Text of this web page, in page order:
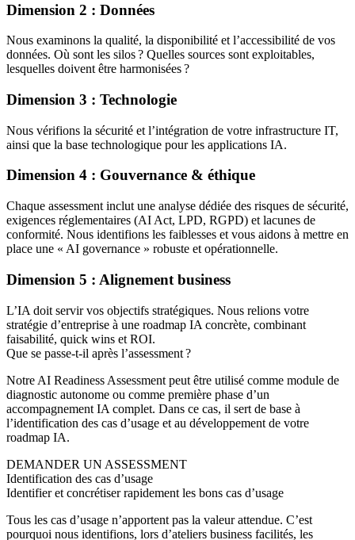
Dimension 2 : Données
Nous examinons la qualité, la disponibilité et l’accessibilité de vos
données. Où sont les silos ? Quelles sources sont exploitables,
lesquelles doivent être harmonisées ?
Dimension 3 : Technologie
Nous vérifions la sécurité et l’intégration de votre infrastructure IT,
ainsi que la base technologique pour les applications IA.
Dimension 4 : Gouvernance & éthique
Chaque assessment inclut une analyse dédiée des risques de sécurité,
exigences réglementaires (AI Act, LPD, RGPD) et lacunes de
conformité. Nous identifions les faiblesses et vous aidons à mettre en
place une « AI governance » robuste et opérationnelle.
Dimension 5 : Alignement business
L’IA doit servir vos objectifs stratégiques. Nous relions votre
stratégie d’entreprise à une roadmap IA concrète, combinant
faisabilité, quick wins et ROI.
Que se passe-t-il après l’assessment ?
Notre AI Readiness Assessment peut être utilisé comme module de
diagnostic autonome ou comme première phase d’un
accompagnement IA complet. Dans ce cas, il sert de base à
l’identification des cas d’usage et au développement de votre
roadmap IA.
DEMANDER UN ASSESSMENT
Identification des cas d’usage
Identifier et concrétiser rapidement les bons cas d’usage
Tous les cas d’usage n’apportent pas la valeur attendue. C’est
pourquoi nous identifions, lors d’ateliers business facilités, les